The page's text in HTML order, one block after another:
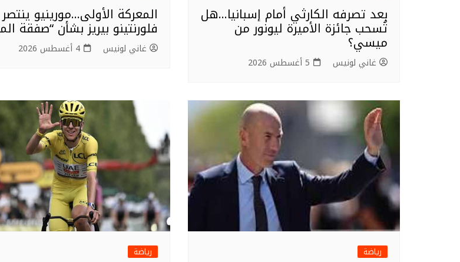
بعد تصرفه الكارثي أمام إسبانيا…هل
تُسحب جائزة الأميرة ليونور من
ميسي؟
غاني لونيس 5 أغسطس 2026
المعركة الأولى…مورينيو
فلورنتينو بيريز بشأن “صفقة
غاني لونيس 4 أغسطس 2026
رياضة رياضة